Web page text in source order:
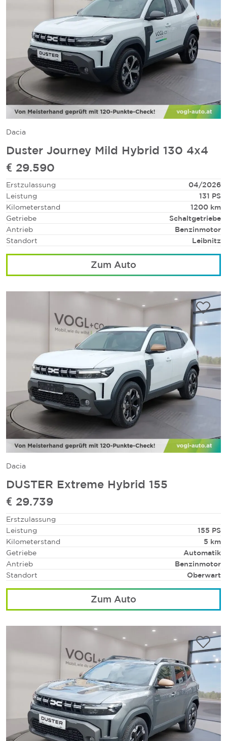
Dacia
Duster Journey Mild Hybrid 130 4x4
€ 29.590
Erstzulassung
04/2026
Leistung
131 PS
Kilometerstand
1200 km
Getriebe
Schaltgetriebe
Antrieb
Benzinmotor
Standort
Leibnitz
Zum Auto
Dacia
DUSTER Extreme Hybrid 155
€ 29.739
Erstzulassung
Leistung
155 PS
Kilometerstand
5 km
Getriebe
Automatik
Antrieb
Benzinmotor
Standort
Oberwart
Zum Auto